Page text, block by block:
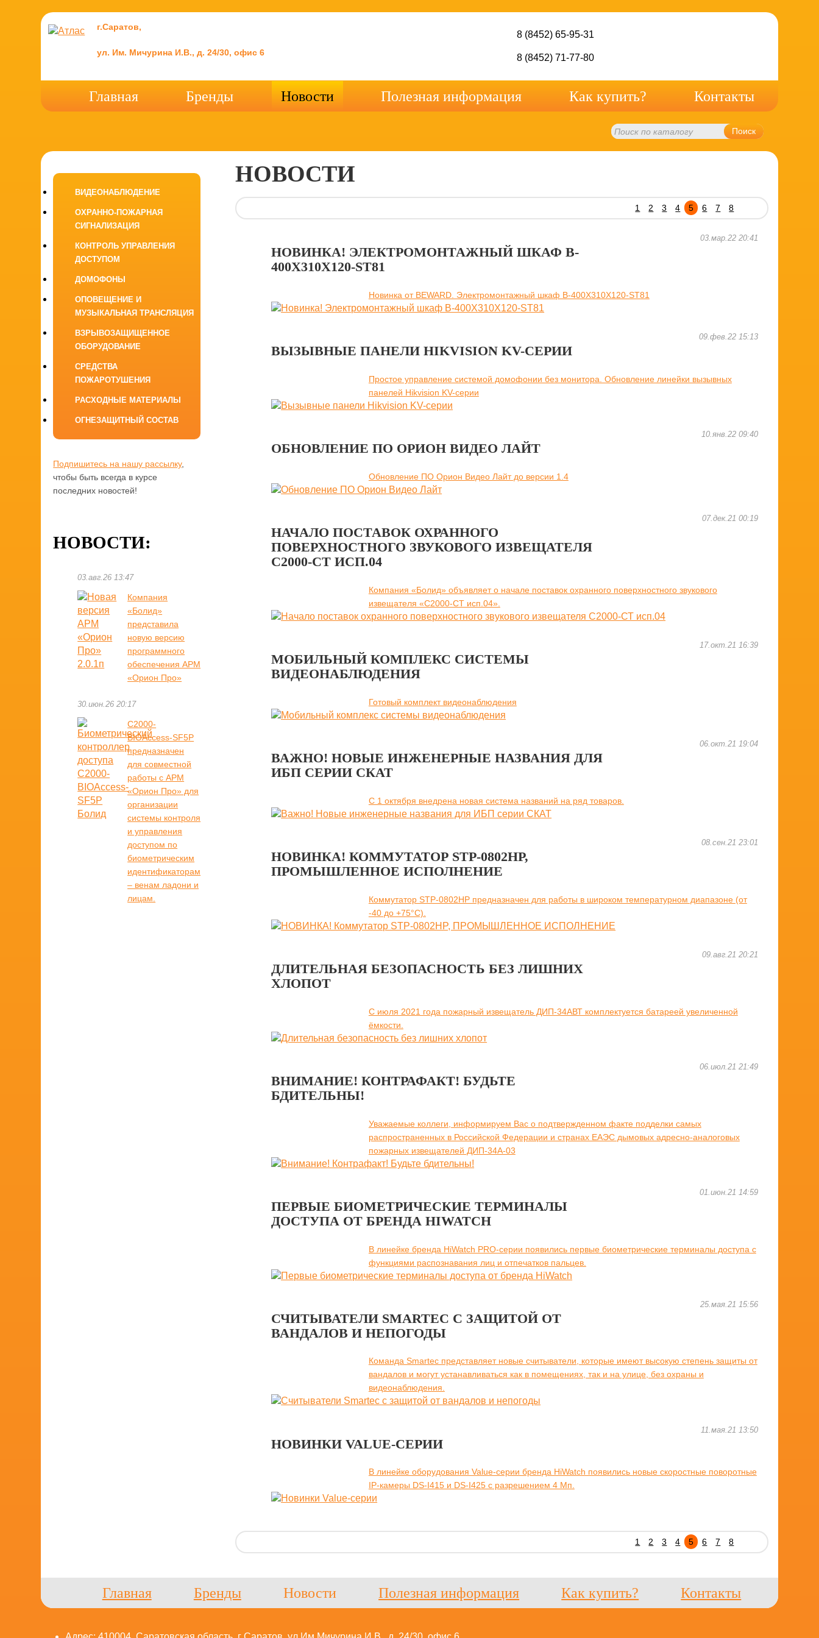
8 (8452) 65-95-31
8 (8452) 71-77-80
г.Саратов,
ул. Им. Мичурина И.В., д. 24/30, офис 6
Главная Бренды Новости Полезная информация Как купить? Контакты
Поиск
НОВОСТИ
1 2 3 4 5 6 7 8
НОВИНКА! ЭЛЕКТРОМОНТАЖНЫЙ ШКАФ B-
400X310X120-ST81
03.мар.22 20:41
Новинка от BEWARD. Электромонтажный шкаф B-400X310X120-ST81
ВЫЗЫВНЫЕ ПАНЕЛИ HIKVISION KV-СЕРИИ
09.фев.22 15:13
Простое управление системой домофонии без монитора. Обновление линейки вызывных
панелей Hikvision KV-серии
ОБНОВЛЕНИЕ ПО ОРИОН ВИДЕО ЛАЙТ
10.янв.22 09:40
Обновление ПО Орион Видео Лайт до версии 1.4
НАЧАЛО ПОСТАВОК ОХРАННОГО
ПОВЕРХНОСТНОГО ЗВУКОВОГО ИЗВЕЩАТЕЛЯ
С2000-СТ ИСП.04
07.дек.21 00:19
Компания «Болид» объявляет о начале поставок охранного поверхностного звукового
извещателя «С2000-СТ исп.04».
МОБИЛЬНЫЙ КОМПЛЕКС СИСТЕМЫ
ВИДЕОНАБЛЮДЕНИЯ
17.окт.21 16:39
Готовый комплект видеонаблюдения
ВАЖНО! НОВЫЕ ИНЖЕНЕРНЫЕ НАЗВАНИЯ ДЛЯ
ИБП СЕРИИ СКАТ
06.окт.21 19:04
C 1 октября внедрена новая система названий на ряд товаров.
НОВИНКА! КОММУТАТОР STP-0802HP,
ПРОМЫШЛЕННОЕ ИСПОЛНЕНИЕ
08.сен.21 23:01
Коммутатор STP-0802HP предназначен для работы в широком температурном диапазоне (от
-40 до +75°C).
ДЛИТЕЛЬНАЯ БЕЗОПАСНОСТЬ БЕЗ ЛИШНИХ
ХЛОПОТ
09.авг.21 20:21
С июля 2021 года пожарный извещатель ДИП-34АВТ комплектуется батареей увеличенной
ёмкости.
ВНИМАНИЕ! КОНТРАФАКТ! БУДЬТЕ
БДИТЕЛЬНЫ!
06.июл.21 21:49
Уважаемые коллеги, информируем Вас о подтвержденном факте подделки самых
распространенных в Российской Федерации и странах ЕАЭС дымовых адресно-аналоговых
пожарных извещателей ДИП-34А-03
ПЕРВЫЕ БИОМЕТРИЧЕСКИЕ ТЕРМИНАЛЫ
ДОСТУПА ОТ БРЕНДА HIWATCH
01.июн.21 14:59
В линейке бренда HiWatch PRO-серии появились первые биометрические терминалы доступа с
функциями распознавания лиц и отпечатков пальцев.
СЧИТЫВАТЕЛИ SMARTEC С ЗАЩИТОЙ ОТ
ВАНДАЛОВ И НЕПОГОДЫ
25.мая.21 15:56
Команда Smartec представляет новые считыватели, которые имеют высокую степень защиты от
вандалов и могут устанавливаться как в помещениях, так и на улице, без охраны и
видеонаблюдения.
НОВИНКИ VALUE-СЕРИИ
11.мая.21 13:50
В линейке оборудования Value-серии бренда HiWatch появились новые скоростные поворотные
IP-камеры DS-I415 и DS-I425 с разрешением 4 Мп.
1 2 3 4 5 6 7 8
ВИДЕОНАБЛЮДЕНИЕ
ОХРАННО-ПОЖАРНАЯ
СИГНАЛИЗАЦИЯ
КОНТРОЛЬ УПРАВЛЕНИЯ
ДОСТУПОМ
ДОМОФОНЫ
ОПОВЕЩЕНИЕ И
МУЗЫКАЛЬНАЯ ТРАНСЛЯЦИЯ
ВЗРЫВОЗАЩИЩЕННОЕ
ОБОРУДОВАНИЕ
СРЕДСТВА
ПОЖАРОТУШЕНИЯ
РАСХОДНЫЕ МАТЕРИАЛЫ
ОГНЕЗАЩИТНЫЙ СОСТАВ
Подпишитесь на нашу рассылку,
чтобы быть всегда в курсе
последних новостей!
НОВОСТИ:
03.авг.26 13:47
Компания
«Болид»
представила
новую версию
программного
обеспечения АРМ
«Орион Про»
30.июн.26 20:17
С2000-
BIOAccess-SF5P
предназначен
для совместной
работы с АРМ
«Орион Про» для
организации
системы контроля
и управления
доступом по
биометрическим
идентификаторам
– венам ладони и
лицам.
Главная Бренды Новости Полезная информация Как купить? Контакты